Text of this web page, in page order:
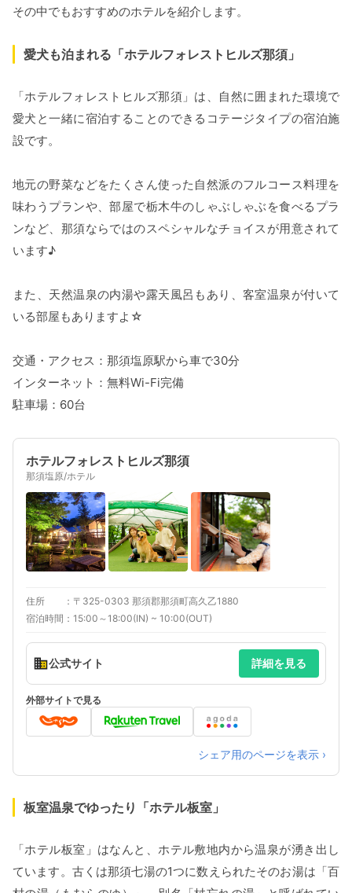
その中でもおすすめのホテルを紹介します。
愛犬も泊まれる「ホテルフォレストヒルズ那須」
「ホテルフォレストヒルズ那須」は、自然に囲まれた環境で
愛犬と一緒に宿泊することのできるコテージタイプの宿泊施
設です。
地元の野菜などをたくさん使った自然派のフルコース料理を
味わうプランや、部屋で栃木牛のしゃぶしゃぶを食べるプラ
ンなど、那須ならではのスペシャルなチョイスが用意されて
います♪
また、天然温泉の内湯や露天風呂もあり、客室温泉が付いて
いる部屋もありますよ☆
交通・アクセス：那須塩原駅から車で30分
インターネット：無料Wi-Fi完備
駐車場：60台
ホテルフォレストヒルズ那須
那須塩原/ホテル
住所
〒325-0303 那須郡那須町高久乙1880
宿泊時間
15:00～18:00(IN) ~ 10:00(OUT)
公式サイト 詳細を見る
外部サイトで見る
シェア用のページを表示 ›
板室温泉でゆったり「ホテル板室」
「ホテル板室」はなんと、ホテル敷地内から温泉が湧き出し
ています。古くは那須七湯の1つに数えられたそのお湯は「百